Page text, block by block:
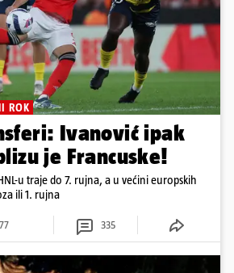
ROK
Ivanović ipak
je Francuske!
u traje do 7. rujna, a u većini europskih
ili 1. rujna
77 335